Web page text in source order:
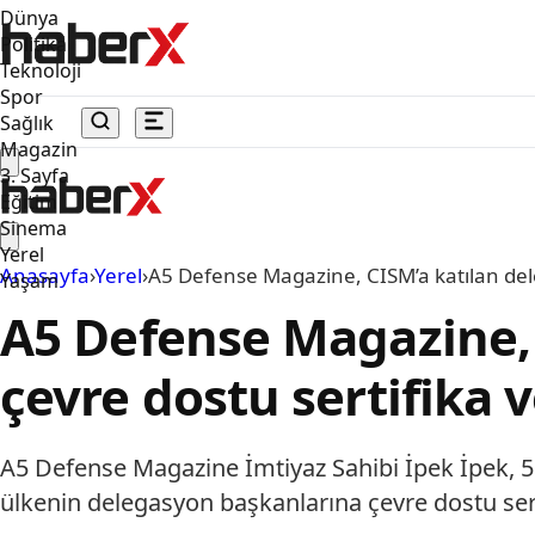
Dünya
Politika
Teknoloji
Spor
Sağlık
Magazin
3. Sayfa
Eğitim
Sinema
Yerel
Yaşam
Anasayfa›Yerel›A5 Defense Magazine, CISM’a katılan
A5 Defense
çevre dostu sertifika
A5 Defense Magazine İmtiyaz Sahibi İpek İpek,
ülkenin delegasyon başkanlarına çevre dostu